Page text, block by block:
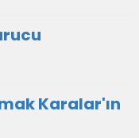
Karalar'ın